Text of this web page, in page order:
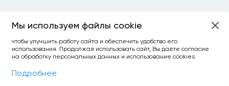
Фильтры
Мы используем файлы cookie
чтобы улучшить работу сайта и обеспечить удобство его
использования. Продолжая использовать сайт, Вы даёте согласие
на обработку персональных данных и использование cookies.
Подробнее